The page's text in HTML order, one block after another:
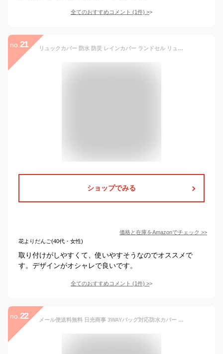
全てのおすすめコメント (1件) >
no. 21 リュックカバー 防水 防災 レインカバー ランドセル リュック ザック カバー 雨よけ 自転車 バックパック レインカバー 菜種梅雨 梅雨対策 アウトドア 軽量 撥水 雨用 登山 通学 学校 コンパクト 防災グッズ 災害対策M
ショップでみる
価格と在庫をAmazonでチェック >>
花よりだんご(40代・女性)
取り付けがしやすくて、使いやすそうなのでオススメで
す。デザインがオシャレで良いです。
全てのおすすめコメント (1件) >
no. 22 メール便送料無料 日光商事 3WAYバッグ対応防水カバー 自転車 カバンカバー レイングッズ 雨よけ